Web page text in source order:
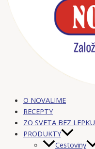
O NOVALIME
RECEPTY
ZO SVETA BEZ LEPKU
PRODUKTY
Cestoviny